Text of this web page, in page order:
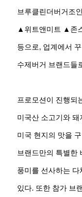
브루클린더버거조
▲위트앤미트 ▲존
등으로, 업계에서
수제버거 브랜드들
프로모션이 진행되
미국산 소고기와
미국 현지의 맛을
브랜드만의 특별한
풍미를 선사하는
있다. 또한 참가 브